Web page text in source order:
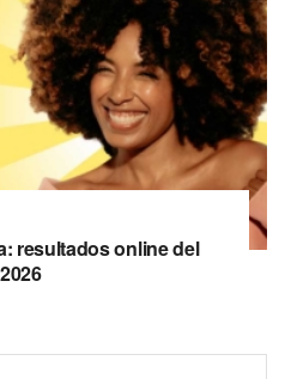
resultados online del